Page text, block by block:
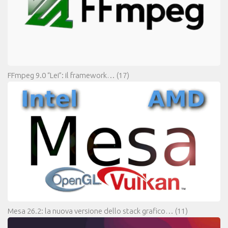
FFmpeg 9.0 “Lei”: il framework… (17)
Mesa 26.2: la nuova versione dello stack grafico… (11)